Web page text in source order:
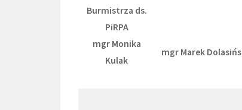
Burmistrza ds.
PiRPA
mgr Monika
Kulak
mgr Marek